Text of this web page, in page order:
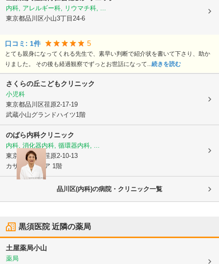
内科, アレルギー科, リウマチ科, ...
東京都品川区小山3丁目24-6
口コミ: 1件 5
とても親身になってくれる先生で、素早い判断で紹介状を書いて下さり、助か
りました。 その後も経過観察でずっとお世話になって... 続きを読む
さくらの丘こどもクリニック
小児科
東京都品川区荏原2-17-19
武蔵小山グランドハイツ1階
のばら内科クリニック
内科, 消化器内科, 循環器内科, ...
東京都品川区
荏原2-10-13
カサファミリア 1階
品川区(内科)の病院・クリニック一覧
黒須医院近隣の薬局
土屋薬局小山
薬局